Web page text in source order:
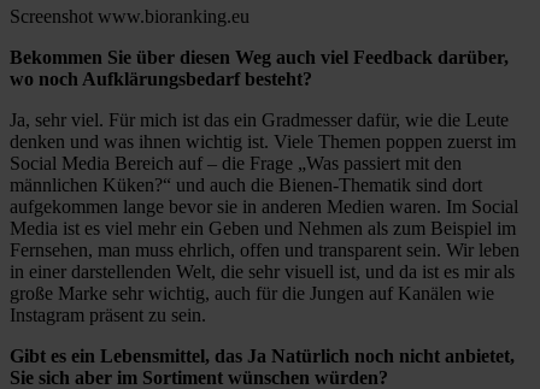
Screenshot www.bioranking.eu
Bekommen Sie über diesen Weg auch viel Feedback darüber,
wo noch Aufklärungsbedarf besteht?
Ja, sehr viel. Für mich ist das ein Gradmesser dafür, wie die Leute
denken und was ihnen wichtig ist. Viele Themen poppen zuerst im
Social Media Bereich auf – die Frage „Was passiert mit den
männlichen Küken?“ und auch die Bienen-Thematik sind dort
aufgekommen lange bevor sie in anderen Medien waren. Im Social
Media ist es viel mehr ein Geben und Nehmen als zum Beispiel im
Fernsehen, man muss ehrlich, offen und transparent sein. Wir leben
in einer darstellenden Welt, die sehr visuell ist, und da ist es mir als
große Marke sehr wichtig, auch für die Jungen auf Kanälen wie
Instagram präsent zu sein.
Gibt es ein Lebensmittel, das Ja Natürlich noch nicht anbietet,
Sie sich aber im Sortiment wünschen würden?